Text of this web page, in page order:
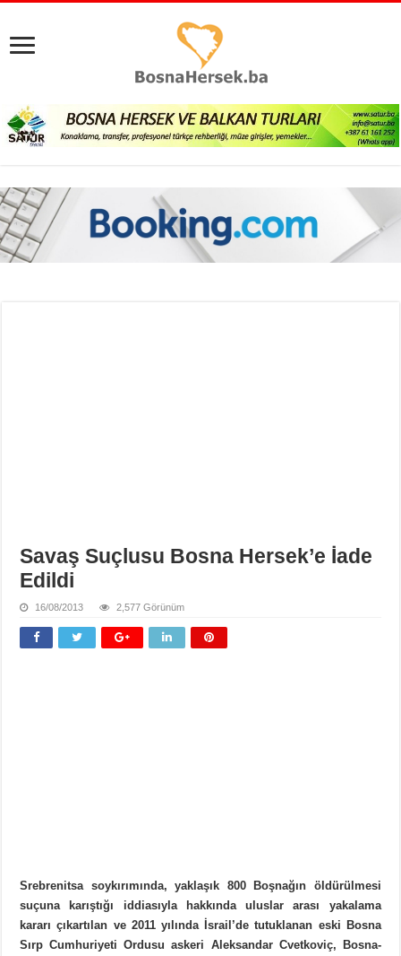
Savaş Suçlusu Bosna Hersek’e İade
Edildi
16/08/2013 2,577 Görünüm
Srebrenitsa soykırımında, yaklaşık 800 Boşnağın öldürülmesi
suçuna karıştığı iddiasıyla hakkında uluslar arası yakalama
kararı çıkartılan ve 2011 yılında İsrail’de tutuklanan eski Bosna
Sırp Cumhuriyeti Ordusu askeri Aleksandar Cvetkoviç, Bosna-